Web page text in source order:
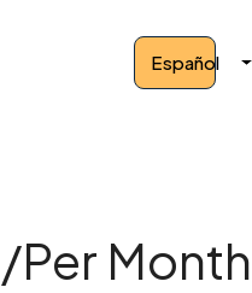
Español
/Per Month